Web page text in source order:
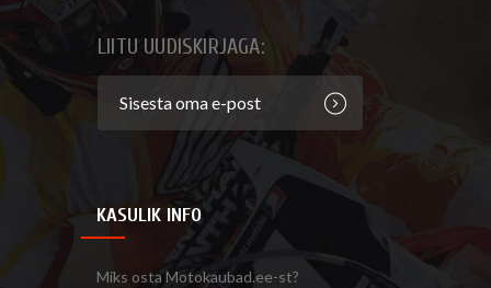
LIITU UUDISKIRJAGA:
KASULIK INFO
Miks osta Motokaubad.ee-st?